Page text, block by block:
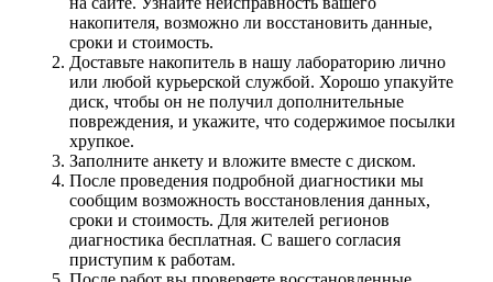
накопителя, возможно ли восстановить данные,
сроки и стоимость.
Доставьте накопитель в нашу лабораторию лично
или любой курьерской службой. Хорошо упакуйте
диск, чтобы он не получил дополнительные
повреждения, и укажите, что содержимое посылки
хрупкое.
Заполните анкету и вложите вместе с диском.
После проведения подробной диагностики мы
сообщим возможность восстановления данных,
сроки и стоимость. Для жителей регионов
диагностика бесплатная. С вашего согласия
приступим к работам.